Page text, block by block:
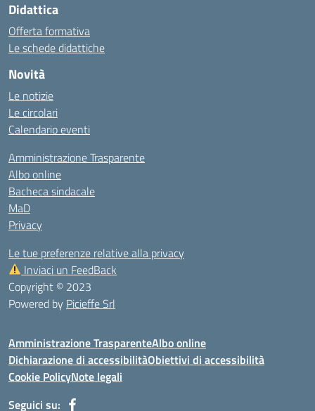
Didattica
Offerta formativa
Le schede didattiche
Novità
Le notizie
Le circolari
Calendario eventi
Amministrazione Trasparente
Albo online
Bacheca sindacale
MaD
Privacy
Le tue preferenze relative alla privacy
Inviaci un FeedBack
Copyright © 2023
Powered by Picieffe Srl
Amministrazione TrasparenteAlbo online
Dichiarazione di accessibilitàObiettivi di accessibilità
Cookie PolicyNote legali
Seguici su: